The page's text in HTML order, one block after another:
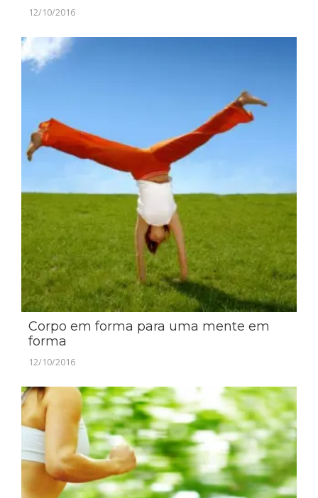
12/10/2016
Corpo em forma para uma mente em
forma
12/10/2016